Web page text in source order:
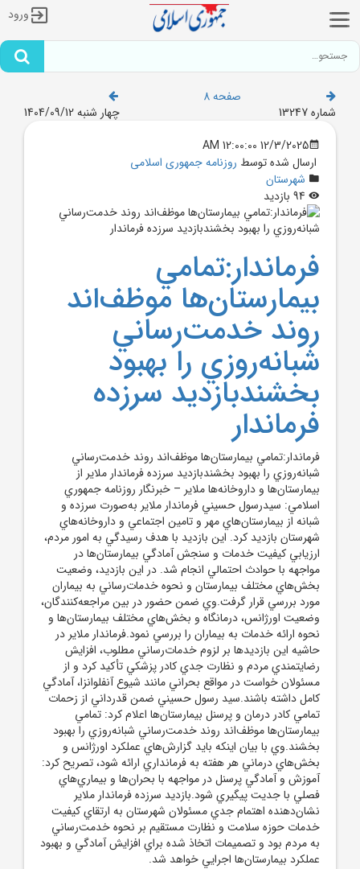
ورود
صفحه 8
شماره 13247
چهار شنبه 1404/09/12
12/3/2025 12:00:00 AM
ارسال شده توسط روزنامه جمهوری اسلامی
شهرستان
فرماندار:تمامي
بيمارستان‌ها موظف‌اند
روند خدمت‌رساني
شبانه‌روزي را بهبود
بخشندبازديد سرزده
فرماندار
فرماندار:تمامي بيمارستان‌ها موظف‌اند روند خدمت‌رساني
شبانه‌روزي را بهبود بخشندبازديد سرزده فرماندار ملاير از
بيمارستان‌ها و داروخانه‌ها ملاير – خبرنگار روزنامه جمهوري
اسلامي: سيدرسول حسيني فرماندار ملاير به‌صورت سرزده و
شبانه از بيمارستان‌هاي مهر و تامين اجتماعي و داروخانه‌هاي
شهرستان بازديد کرد. اين بازديد با هدف رسيدگي به امور مردم،
ارزيابي کيفيت خدمات و سنجش آمادگي بيمارستان‌ها در
مواجهه با حوادث احتمالي انجام شد. در اين بازديد، وضعيت
بخش‌هاي مختلف بيمارستان و نحوه خدمات‌رساني به بيماران
مورد بررسي قرار گرفت.وي ضمن حضور در بين مراجعه‌کنندگان،
وضعيت اورژانس، درمانگاه و بخش‌هاي مختلف بيمارستان‌ها و
نحوه ارائه خدمات به بيماران را بررسي نمود.فرماندار ملاير در
حاشيه اين بازديدها بر لزوم خدمات‌رساني مطلوب، افزايش
رضايتمندي مردم و نظارت جدي کادر پزشکي تأکيد کرد و از
مسئولان خواست در مواقع بحراني مانند شيوع آنفلوانزا، آمادگي
کامل داشته باشند.سيد رسول حسيني ضمن قدرداني از زحمات
تمامي کادر درمان و پرسنل بيمارستان‌ها اعلام کرد: تمامي
بيمارستان‌ها موظف‌اند روند خدمت‌رساني شبانه‌روزي را بهبود
بخشند.وي با بيان اينکه بايد گزارش‌هاي عملکرد اورژانس و
بخش‌هاي درماني هر هفته به فرمانداري ارائه شود، تصريح کرد:
آموزش و آمادگي پرسنل در مواجهه با بحران‌ها و بيماري‌هاي
فصلي با جديت پيگيري شود.بازديد سرزده فرماندار ملاير
نشان‌دهنده اهتمام جدي مسئولان شهرستان به ارتقاي کيفيت
خدمات حوزه سلامت و نظارت مستقيم بر نحوه خدمت‌رساني
به مردم بود و تصميمات اتخاذ شده براي افزايش آمادگي و بهبود
عملکرد بيمارستان‌ها اجرايي خواهد شد.